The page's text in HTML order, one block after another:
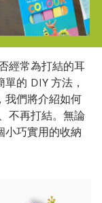
經常為打結的耳
的 DIY 方法，
我們將介紹如何
不再打結。無論
小巧實用的收納